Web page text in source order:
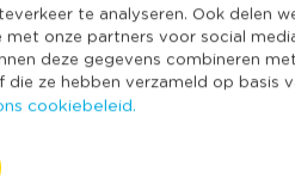
te analyseren. Ook delen
onze partners voor social
deze gegevens combineren
ze hebben verzameld op basis
cookiebeleid.
Kleur
Productlengte